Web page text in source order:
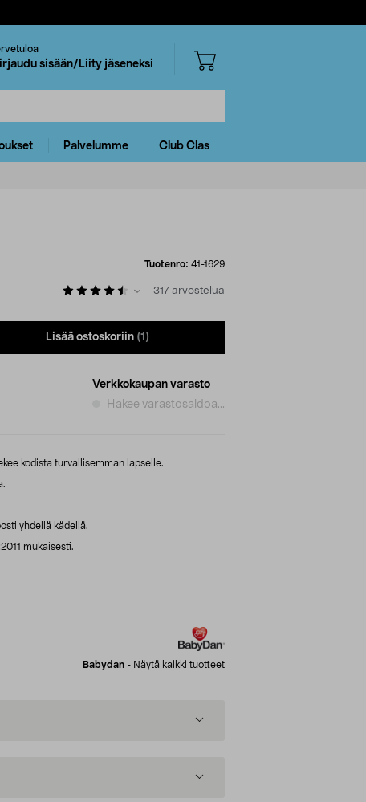
sisään/Liity jäseneksi
Palvelumme Club Clas
Tuotenro: 41-1629
317 arvostelua
Lisää ostoskoriin (1)
Verkkokaupan varasto
Hakee varastosaldoa...
kodista turvallisemman lapselle.
yhdellä kädellä.
mukaisesti.
Babydan - Näytä kaikki tuotteet